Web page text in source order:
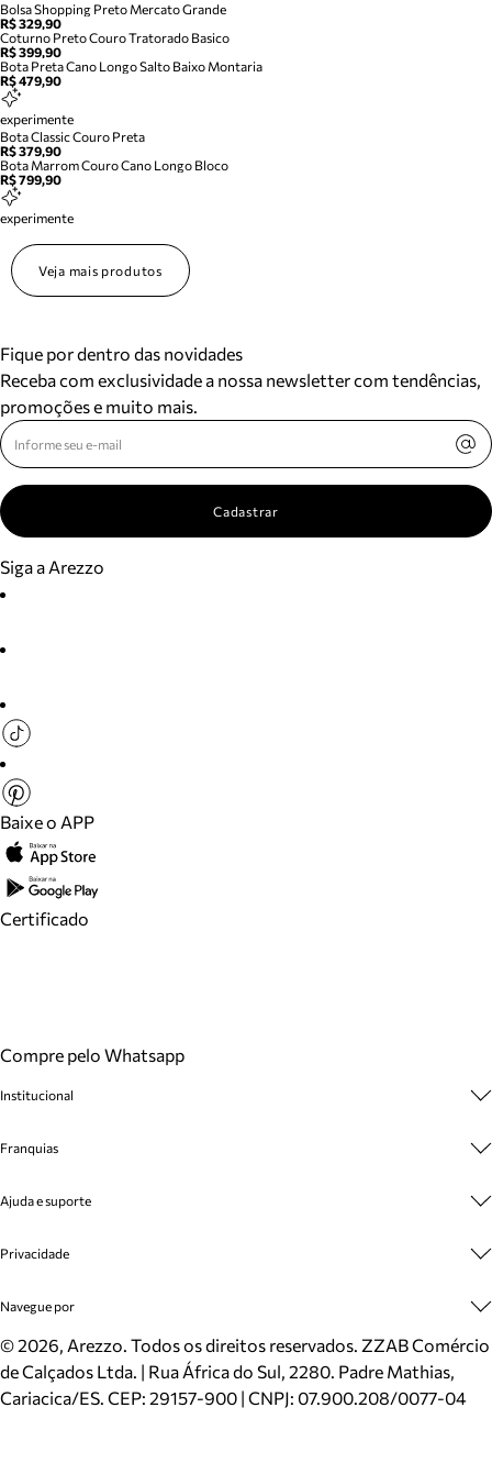
Bolsa Shopping Preto Mercato Grande
R$ 329,90
Coturno Preto Couro Tratorado Basico
R$ 399,90
Bota Preta Cano Longo Salto Baixo Montaria
R$ 479,90
experimente
Bota Classic Couro Preta
R$ 379,90
Bota Marrom Couro Cano Longo Bloco
R$ 799,90
experimente
Veja mais produtos
Fique por dentro das novidades
Receba com exclusividade a nossa newsletter com tendências,
promoções e muito mais.
Cadastrar
Siga a Arezzo
Baixe o APP
Certificado
Compre pelo Whatsapp
Institucional
Cashback
Venda Corporativa
Mapa do Site
Inverno
Mundo Arezzo
Franquias
Plano de Negócio
Ajuda e suporte
Cadastro
Meus Pedidos
Trocas e Devoluções
Cartão Presente
Localizador de lojas
Privacidade
Politica e Privacidade
Navegue por
Sapatos
Bolsas
Scarpins
©2026, Arezzo. Todos os direitos reservados. ZZAB Comércio
de Calçados Ltda. | Rua África do Sul, 2280. Padre Mathias,
Cariacica/ES. CEP: 29157-900 | CNPJ: 07.900.208/0077-04